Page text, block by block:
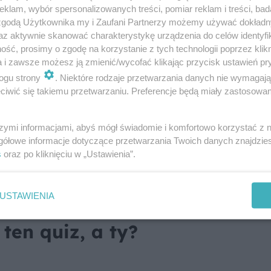
z geranium (pelargonii) jest szczególnie
zastosowanie w kosmetykach.
i przeciwgrzybicze, co sprawia, że jest
skóry trądzikowej. Działa również
wspomaga odnowę komórkową, co jest
widoczność zmarszczek, poprawia
kwiatowy zapach dodaje kosmetykom
quiz, a ty?
wybór spersonalizowanych treści, pomiar reklam i treści,
Użytkownika my i Zaufani Partnerzy możemy używać
aktywnie skanować charakterystykę urządzenia do celów
prosimy o zgodę na korzystanie z tych technologii poprzez
i zawsze możesz ją zmienić/wycofać klikając przycisk ustawień
strony
. Niektóre rodzaje przetwarzania danych nie
się takiemu przetwarzaniu. Preferencje będą miały
informacjami, abyś mógł świadomie i komfortowo korzystać z
informacje dotyczące przetwarzania Twoich danych
oraz po kliknięciu w „Ustawienia”.
USTAWIENIA